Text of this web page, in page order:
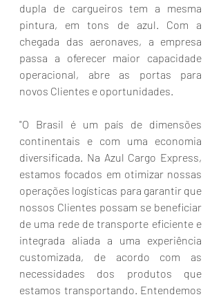
dupla de cargueiros tem a mesma
pintura, em tons de azul. Com a
chegada das aeronaves, a empresa
passa a oferecer maior capacidade
operacional, abre as portas para
novos Clientes e oportunidades.
"O Brasil é um país de dimensões
continentais e com uma economia
diversificada. Na Azul Cargo Express,
estamos focados em otimizar nossas
operações logísticas para garantir que
nossos Clientes possam se beneficiar
de uma rede de transporte eficiente e
integrada aliada a uma experiência
customizada, de acordo com as
necessidades dos produtos que
estamos transportando. Entendemos